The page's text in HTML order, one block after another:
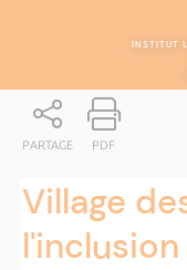
INSTITUT
PARTAGE PDF
Village
l'inclusion